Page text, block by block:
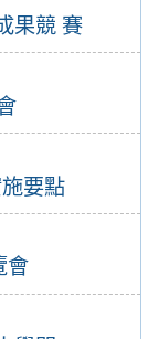
果競 賽
要點
會